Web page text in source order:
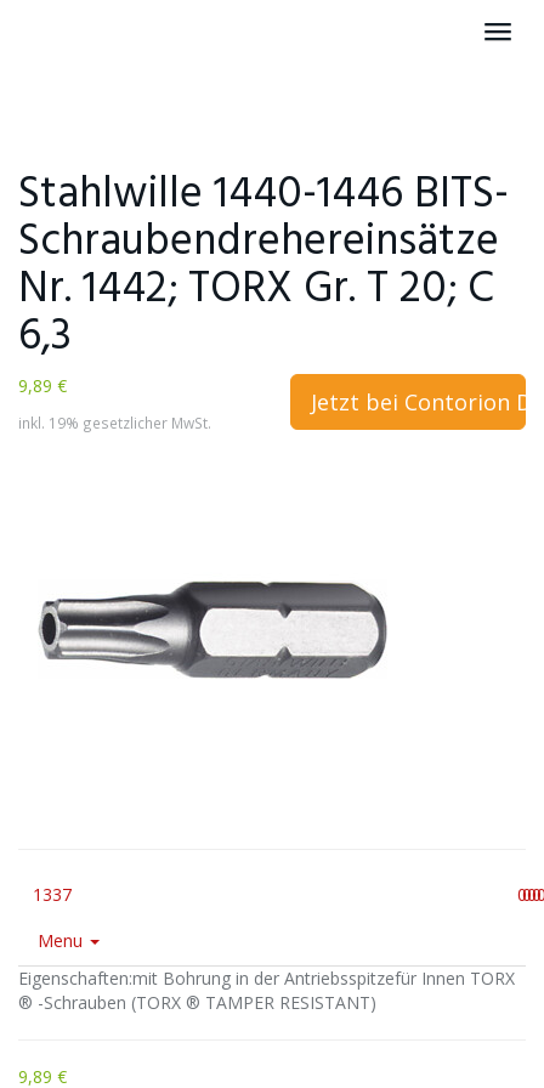
Stahlwille 1440-1446 BITS-
Schraubendrehereinsätze
Nr. 1442; TORX Gr. T 20; C
6,3
9,89 €
inkl. 19% gesetzlicher MwSt.
Jetzt bei Contorion
1337 0000
Menu
Eigenschaften:mit Bohrung in der Antriebsspitzefür Innen TORX
® -Schrauben (TORX ® TAMPER RESISTANT)
9,89 €